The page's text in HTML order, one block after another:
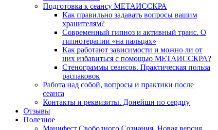
Подготовка к сеансу МЕТАИССКРА
Как правильно задавать вопросы вашим
хранителям?
Современный гипноз и активный транс. О
гипнотерапии «на пальцах»
Как работают зависимости и можно ли от
них избавиться с помощью МЕТАИССКРА?
Стенограммы сеансов. Практическая польза
распаковок
Работа над собой, вопросы и практики после
сеанса
Контакты и реквизиты. Донейшн по сердцу
Отзывы
Полезное
Манифест Свободного Сознания. Новая версия